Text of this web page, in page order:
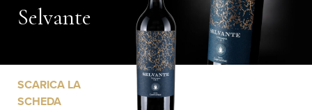
Selvante
SCARICA LA
SCHEDA